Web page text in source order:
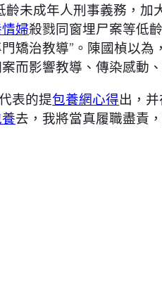
未成年人刑事義務，
婦殺戮同窗埋尸案等低
矯治教導”。陳國楨以
而影響教導、傳染感動
表的提包養網心得出，
去，我將當真履職盡責